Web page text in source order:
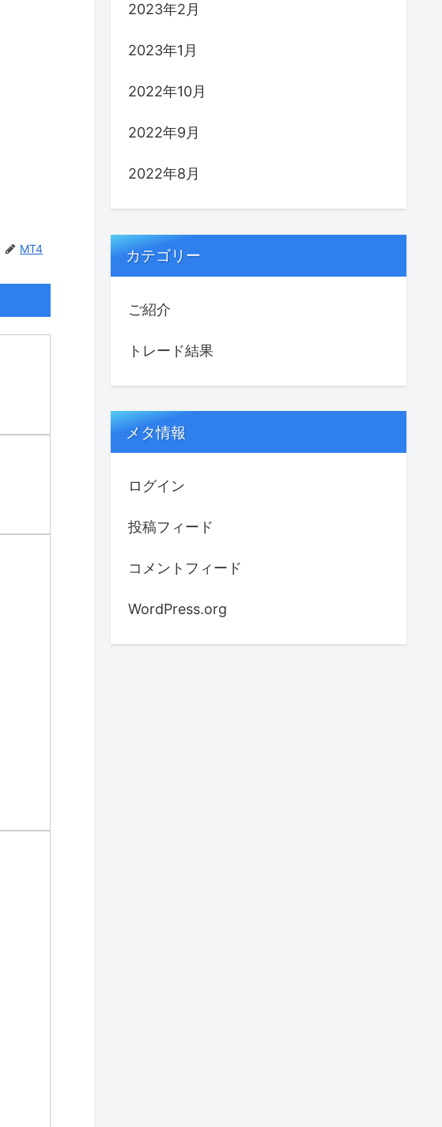
MT4
2023年2月
2023年1月
2022年10月
2022年9月
2022年8月
カテゴリー
ご紹介
トレード結果
メタ情報
ログイン
投稿フィード
コメントフィード
WordPress.org